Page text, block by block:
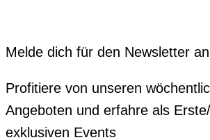
Melde dich für den Newsletter an
Profitiere von unseren
Angeboten und erfahre als
exklusiven Events